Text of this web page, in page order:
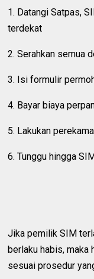
1. Datangi Satpas,
terdekat
2. Serahkan semua
3. Isi formulir
4. Bayar biaya
5. Lakukan
6. Tunggu hingga
Jika pemilik SIM
berlaku habis, maka
sesuai prosedur